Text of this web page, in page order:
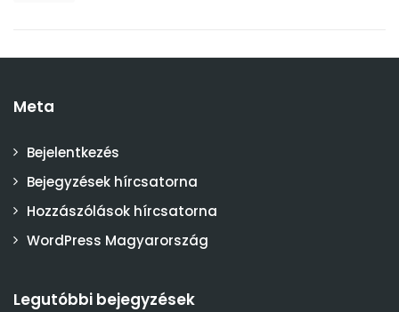
Meta
Bejelentkezés
Bejegyzések hírcsatorna
Hozzászólások hírcsatorna
WordPress Magyarország
Legutóbbi bejegyzések